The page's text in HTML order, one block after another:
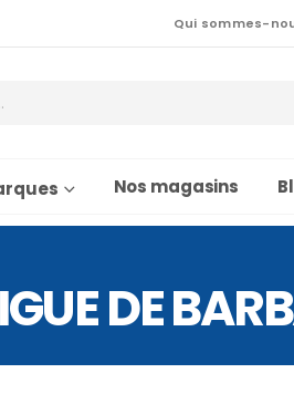
Qui sommes-
Nos magasins
DE